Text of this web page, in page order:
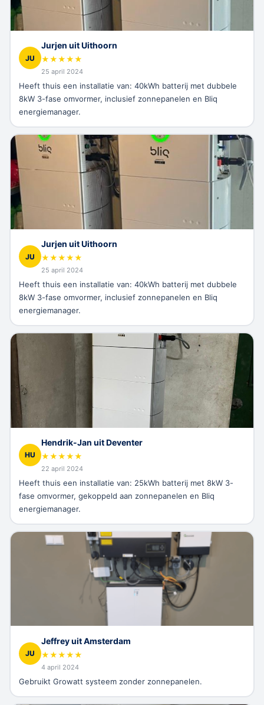
JU
Jurjen uit Uithoorn
★★★★★
25 april 2024
Heeft thuis een installatie van: 40kWh batterij met dubbele
8kW 3-fase omvormer, inclusief zonnepanelen en Bliq
energiemanager.
JU
Jurjen uit Uithoorn
★★★★★
25 april 2024
Heeft thuis een installatie van: 40kWh batterij met dubbele
8kW 3-fase omvormer, inclusief zonnepanelen en Bliq
energiemanager.
HU
Hendrik-Jan uit Deventer
★★★★★
22 april 2024
Heeft thuis een installatie van: 25kWh batterij met 8kW 3-
fase omvormer, gekoppeld aan zonnepanelen en Bliq
energiemanager.
JU
Jeffrey uit Amsterdam
★★★★★
4 april 2024
Gebruikt Growatt systeem zonder zonnepanelen.